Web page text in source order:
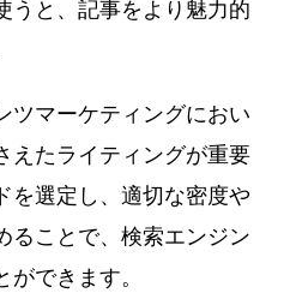
うと、記事をより魅力的
ツマーケティングにおい
えたライティングが重要
を選定し、適切な密度や
ることで、検索エンジン
できます。